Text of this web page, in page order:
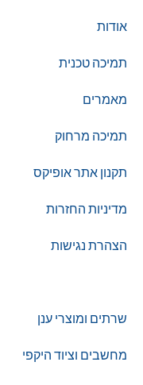
אודות
תמיכה טכנית
מאמרים
תמיכה מרחוק
תקנון אתר אופיקס
מדיניות החזרות
הצהרת נגישות
שרתים ומוצרי ענן
מחשבים וציוד היקפי